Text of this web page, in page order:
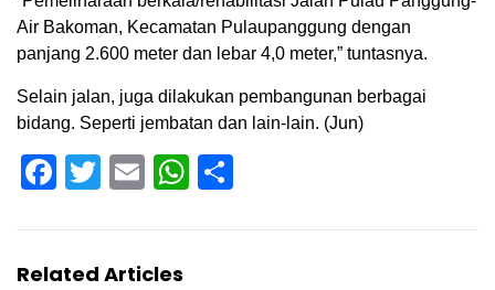
Air Bakoman, Kecamatan Pulaupanggung dengan
panjang 2.600 meter dan lebar 4,0 meter,” tuntasnya.
Selain jalan, juga dilakukan pembangunan berbagai
bidang. Seperti jembatan dan lain-lain. (Jun)
Facebook
Twitter
EmailWhatsApp
Related Articles